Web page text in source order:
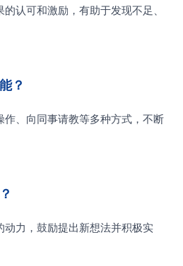
认可和激励，有助于发现不足、
？
、向同事请教等多种方式，不断
力，鼓励提出新想法并积极实